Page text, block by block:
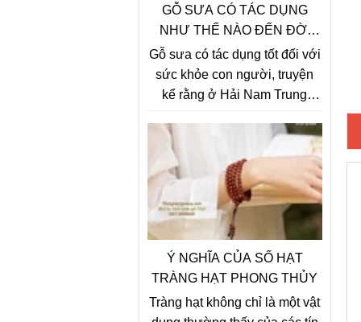
GỖ SƯA CÓ TÁC DỤNG
NHƯ THẾ NÀO ĐẾN ĐỜI
SỐNG CON NGƯỜI
Gỗ sưa có tác dụng tốt đối với
sức khỏe con người, truyện
kể rằng ở Hải Nam Trung
khỏe mạnh, da dẻ hồng hào,
dâu tóc bạc phơ có tuổi thọ
trung bình cả trăm tuổi sống
trong những ngôi nhà bằng gỗ
sưa đỏ, khi nghiên cứu về sự
bí ẩn này người ta thấy có sự
liên quan giữa gỗ sưa và sức
khỏe con người.
Ý NGHĨA CỦA SỐ HẠT
TRÀNG HẠT PHONG THỦY
Tràng hạt không chỉ là một vật